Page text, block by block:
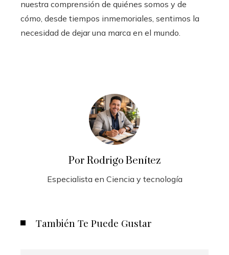
nuestra comprensión de quiénes somos y de
cómo, desde tiempos inmemoriales, sentimos la
necesidad de dejar una marca en el mundo.
Por Rodrigo Benítez
Especialista en Ciencia y tecnología
También Te Puede Gustar